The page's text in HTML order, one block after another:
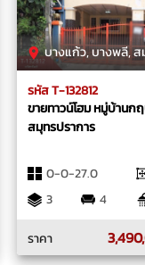
บางแก้ว, บางพลี, สมุทรปร
รหัส T-132812
ขายทาวน์โฮม หมู่บ้านก
สมุทรปราการ
0-0-27.0
3
4
ราคา